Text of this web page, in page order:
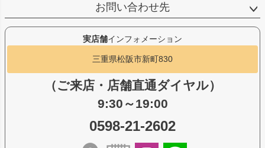
お問い合わせ先
実店舗インフォメーション
三重県松阪市新町830
（ご来店・店舗直通ダイヤル）
9:30～19:00
0598-21-2602